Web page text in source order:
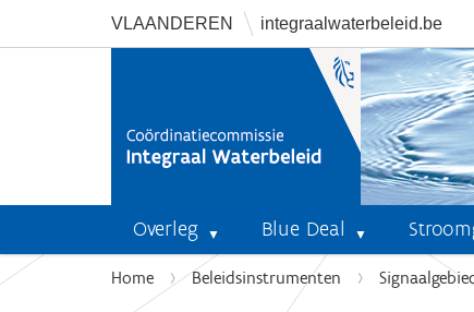
VLAANDEREN integraalwaterbeleid.be
Overleg Blue Deal
U
Home Beleidsinstrumenten